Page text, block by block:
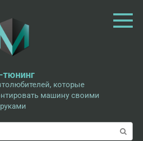
которые
машину своими
руками